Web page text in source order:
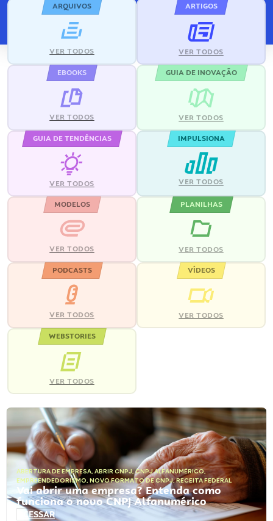
ARQUIVOS
VER TODOS
ARTIGOS
VER TODOS
EBOOKS
VER TODOS
GUIA DE INOVAÇÃO
VER TODOS
GUIA DE TENDÊNCIAS
VER TODOS
IMPULSIONA
VER TODOS
MODELOS
VER TODOS
PLANILHAS
VER TODOS
PODCASTS
VER TODOS
VÍDEOS
VER TODOS
WEBSTORIES
VER TODOS
ABERTURA DE EMPRESA, ABRIR CNPJ,CNPJ ALFANUMÉRICO,
EMPREENDEDORISMO, NOVO FORMATO DE CNPJ,RECEITA FEDERAL
Vai abrir uma empresa? Entenda como
funciona o novo CNPJ Alfanumérico
ACESSAR